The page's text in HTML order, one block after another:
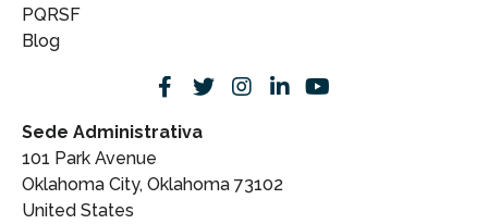
PQRSF
Blog
Sede Administrativa
101 Park Avenue
Oklahoma City, Oklahoma 73102
United States